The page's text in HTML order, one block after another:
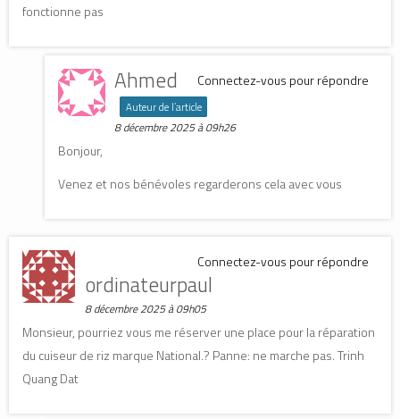
fonctionne pas
Connectez-vous pour répondre
Ahmed
Auteur de l’article
8 décembre 2025 à 09h26
Bonjour,
Venez et nos bénévoles regarderons cela avec vous
Connectez-vous pour répondre
ordinateurpaul
8 décembre 2025 à 09h05
Monsieur, pourriez vous me réserver une place pour la réparation
du cuiseur de riz marque National.? Panne: ne marche pas. Trinh
Quang Dat